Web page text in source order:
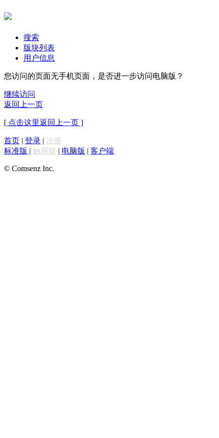
搜索
版块列表
用户信息
您访问的页面无手机页面，是否进一步访问电脑版？
继续访问
返回上一页
[ 点击这里返回上一页 ]
首页 | 登录 | 注册
标准版 | 触屏版 | 电脑版 | 客户端
© Comsenz Inc.